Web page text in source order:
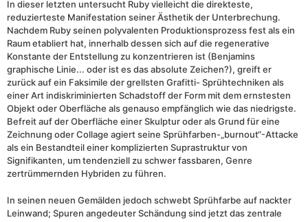
In dieser letzten untersucht Ruby vielleicht die direkteste,
reduzierteste Manifestation seiner Ästhetik der Unterbrechung.
Nachdem Ruby seinen polyvalenten Produktionsprozess fest als ein
Raum etabliert hat, innerhalb dessen sich auf die regenerative
Konstante der Entstellung zu konzentrieren ist (Benjamins
graphische Linie... oder ist es das absolute Zeichen?), greift er
zurück auf ein Faksimile der grellsten Grafitti- Sprühtechniken als
einer Art indiskriminierten Schadstoff der Form mit dem ernstesten
Objekt oder Oberfläche als genauso empfänglich wie das niedrigste.
Befreit auf der Oberfläche einer Skulptur oder als Grund für eine
Zeichnung oder Collage agiert seine Sprühfarben-„burnout“-Attacke
als ein Bestandteil einer komplizierten Suprastruktur von
Signifikanten, um tendenziell zu schwer fassbaren, Genre
zertrümmernden Hybriden zu führen.
In seinen neuen Gemälden jedoch schwebt Sprühfarbe auf nackter
Leinwand; Spuren angedeuter Schändung sind jetzt das zentrale